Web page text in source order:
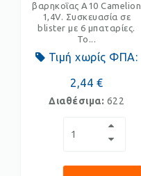
βαρηκοΐας A10 Camelion
1,4V. Συσκευασία σε
blister με 6 μπαταρίες.
Το...
Τιμή χωρίς ΦΠΑ:
2,44 €
Διαθέσιμα: 622